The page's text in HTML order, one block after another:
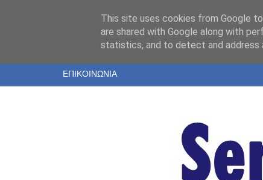
ΤΑΥΤΟΤΗΤΑ
ΕΝΤΥΠΗ ΕΚΔΟΣΗ
ΕΠΙΚΟΙΝΩΝΙΑ
This site uses cookies from Google
are shared with Google along with
statistics, and to detect and address